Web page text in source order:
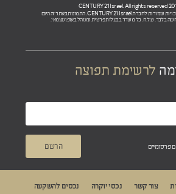
שמורות לחברת CENTURY 21 Israel. התמונות באתר זה הינם
בלבד. ט.ל.ח. כל משרד בבעלות פרטית ומנוהל באופן עצמאי.
לרשימת תפוצה
פרסומיים
צור קשר נכסי יוקרה
נכסים להשקעה